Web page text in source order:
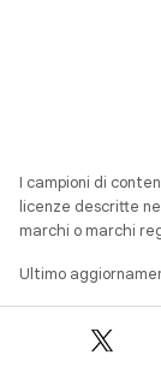
I campioni di
licenze descritte
marchi o marchi
Ultimo